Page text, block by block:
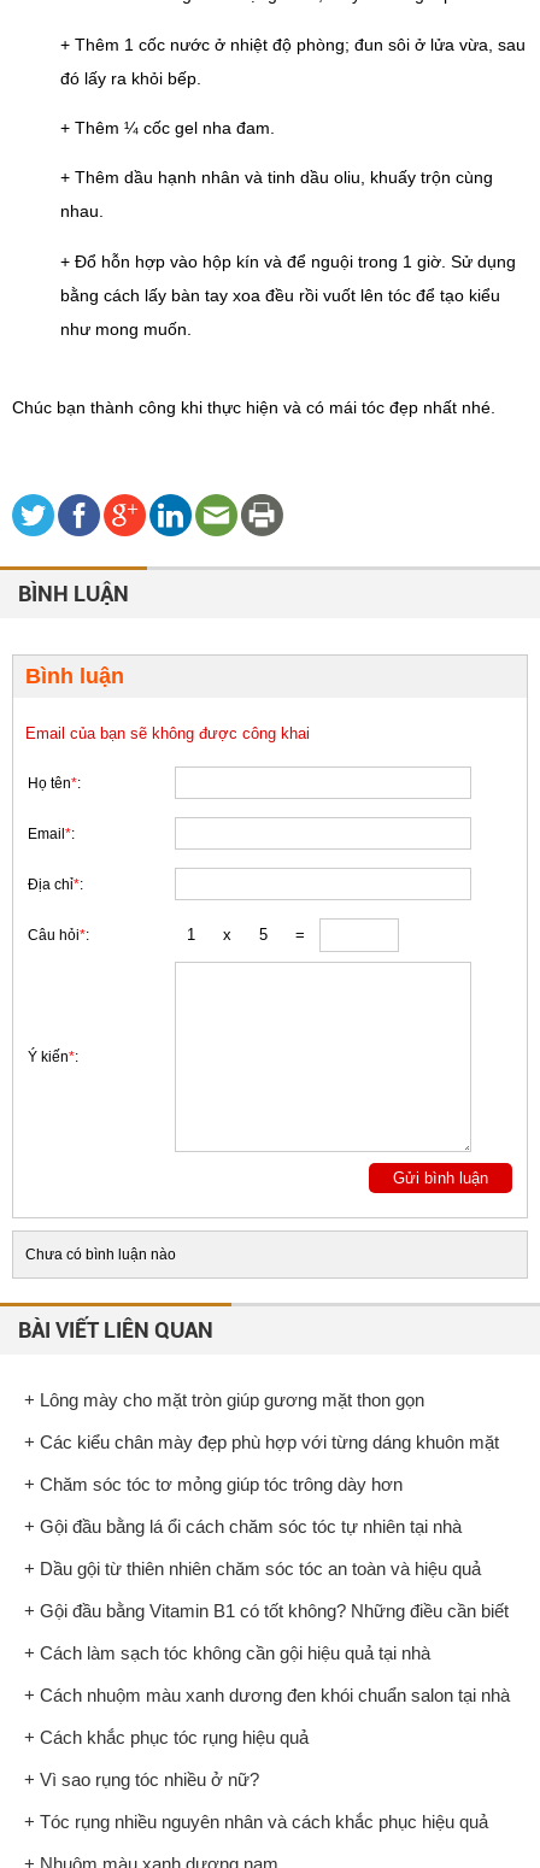
+ Thêm 1 cốc nước ở nhiệt độ phòng; đun sôi ở lửa vừa, sau
đó lấy ra khỏi bếp.
+ Thêm ¼ cốc gel nha đam.
+ Thêm dầu hạnh nhân và tinh dầu oliu, khuấy trộn cùng
nhau.
+ Đổ hỗn hợp vào hộp kín và để nguội trong 1 giờ. Sử dụng
bằng cách lấy bàn tay xoa đều rồi vuốt lên tóc để tạo kiểu
như mong muốn.
Chúc bạn thành công khi thực hiện và có mái tóc đẹp nhất nhé.
BÌNH LUẬN
Bình luận
Email của bạn sẽ không được công khai
Họ tên*:
Email*:
Địa chỉ*:
Câu hỏi*:
Ý kiến*:
Chưa có bình luận nào
BÀI VIẾT LIÊN QUAN
+ Lông mày cho mặt tròn giúp gương mặt thon gọn
+ Các kiểu chân mày đẹp phù hợp với từng dáng khuôn mặt
+ Chăm sóc tóc tơ mỏng giúp tóc trông dày hơn
+ Gội đầu bằng lá ổi cách chăm sóc tóc tự nhiên tại nhà
+ Dầu gội từ thiên nhiên chăm sóc tóc an toàn và hiệu quả
+ Gội đầu bằng Vitamin B1 có tốt không? Những điều cần biết
+ Cách làm sạch tóc không cần gội hiệu quả tại nhà
+ Cách nhuộm màu xanh dương đen khói chuẩn salon tại nhà
+ Cách khắc phục tóc rụng hiệu quả
+ Vì sao rụng tóc nhiều ở nữ?
+ Tóc rụng nhiều nguyên nhân và cách khắc phục hiệu quả
+ Nhuộm màu xanh dương nam